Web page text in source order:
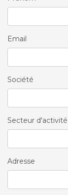
Email
Société
Secteur d'activité
Adresse